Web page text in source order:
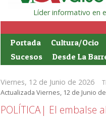
Líder informativo en
Portada Cultura/Ocio
Sucesos
Desde La
Viernes, 12 de Junio de 2026
Actualizada Viernes, 12 de Junio
POLÍTICA| El embalse